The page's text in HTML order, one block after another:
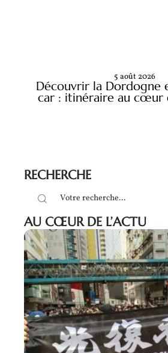
Découvrir la Dordogne
car : itinéraire au cœur
5 août 2026
RECHERCHE
AU CŒUR DE L’ACTU